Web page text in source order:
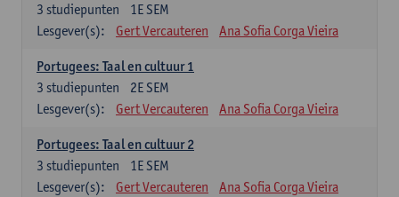
1E SEM
3 studiepunten
Lesgever(s):
Gert Vercauteren Ana Sofia Corga Vieira
Portugees: Taal en cultuur 1
2E SEM
3 studiepunten
Lesgever(s):
Gert Vercauteren Ana Sofia Corga Vieira
Portugees: Taal en cultuur 2
1E SEM
3 studiepunten
Lesgever(s):
Gert Vercauteren Ana Sofia Corga Vieira